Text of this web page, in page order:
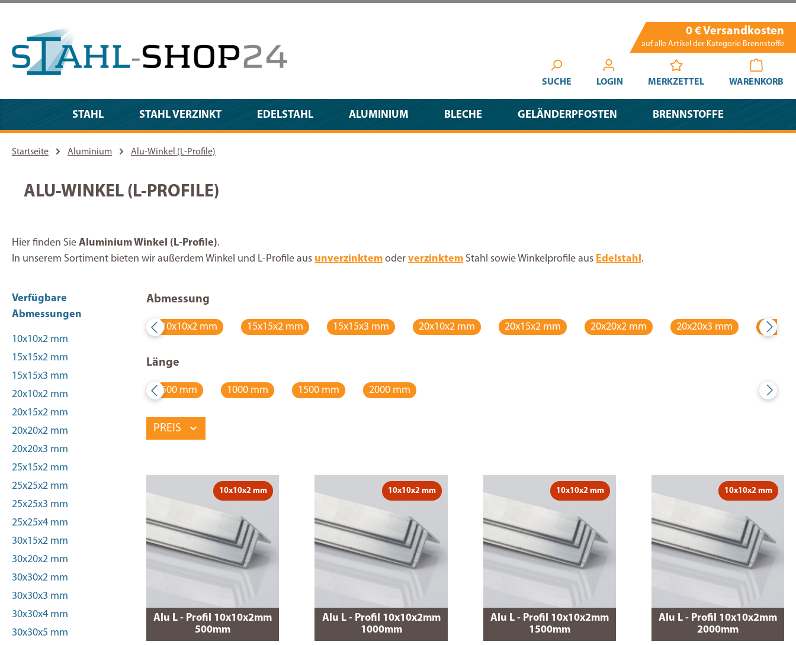
0 € Versandkosten
auf alle Artikel der Kategorie Brennstoffe
SUCHE LOGIN MERKZETTEL WARENKORB
STAHL STAHL VERZINKT EDELSTAHL ALUMINIUM BLECHE GELÄNDERPFOSTEN BRENNSTOFFE
Startseite Aluminium Alu-Winkel (L-Profile)
ALU-WINKEL (L-PROFILE)
Hier finden Sie Aluminium Winkel (L-Profile).
In unserem Sortiment bieten wir außerdem Winkel und L-Profile aus unverzinktem oder verzinktem Stahl sowie Winkelprofile aus Edelstahl.
Verfügbare
Abmessungen
10x10x2 mm
15x15x2 mm
15x15x3 mm
20x10x2 mm
20x15x2 mm
20x20x2 mm
20x20x3 mm
25x15x2 mm
25x25x2 mm
25x25x3 mm
25x25x4 mm
30x15x2 mm
30x20x2 mm
30x30x2 mm
30x30x3 mm
30x30x4 mm
30x30x5 mm
Abmessung
10x10x2 mm 15x15x2 mm 15x15x3 mm 20x10x2 mm 20x15x2 mm 20x20x2 mm 20x20x3 mm
Länge
500 mm 1000 mm 1500 mm 2000 mm
PREIS
10x10x2 mm
Alu L - Profil 10x10x2mm
500mm
10x10x2 mm
Alu L - Profil 10x10x2mm
1000mm
10x10x2 mm
Alu L - Profil 10x10x2mm
1500mm
10x10x2 mm
Alu L - Profil 10x10x2mm
2000mm